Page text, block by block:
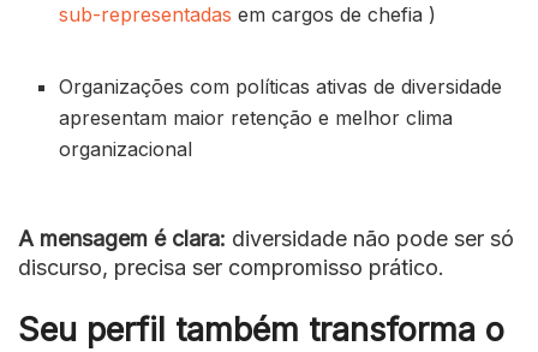
sub-representadas em cargos de chefia )
Organizações com políticas ativas de diversidade
apresentam maior retenção e melhor clima
organizacional
A mensagem é clara: diversidade não pode ser só
discurso, precisa ser compromisso prático.
Seu perfil também transforma o